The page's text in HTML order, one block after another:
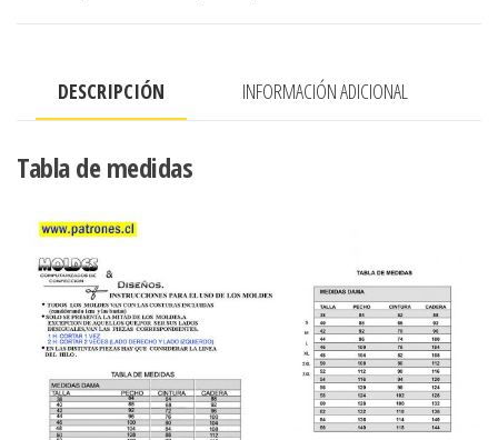
DESCRIPCIÓN INFORMACIÓN ADICIONAL
Tabla de medidas